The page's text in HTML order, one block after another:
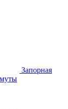
Запорная